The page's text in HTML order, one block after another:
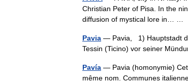
Christian Peter of Pisa. In the
diffusion of mystical lore in… …
Pavia — Pavia, 1) Hauptstadt
Tessin (Ticino) vor seiner
Pavía — Pavia (homonymie)
même nom. Communes